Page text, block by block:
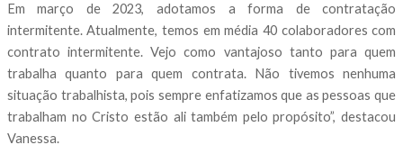
Em março de 2023, adotamos a forma de contratação
intermitente. Atualmente, temos em média 40 colaboradores com
contrato intermitente. Vejo como vantajoso tanto para quem
trabalha quanto para quem contrata. Não tivemos nenhuma
situação trabalhista, pois sempre enfatizamos que as pessoas que
trabalham no Cristo estão ali também pelo propósito”, destacou
Vanessa.